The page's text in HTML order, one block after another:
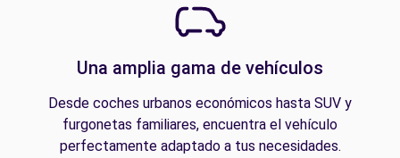
Una amplia gama de vehículos
Desde coches urbanos económicos hasta SUV y
furgonetas familiares, encuentra el vehículo
perfectamente adaptado a tus necesidades.